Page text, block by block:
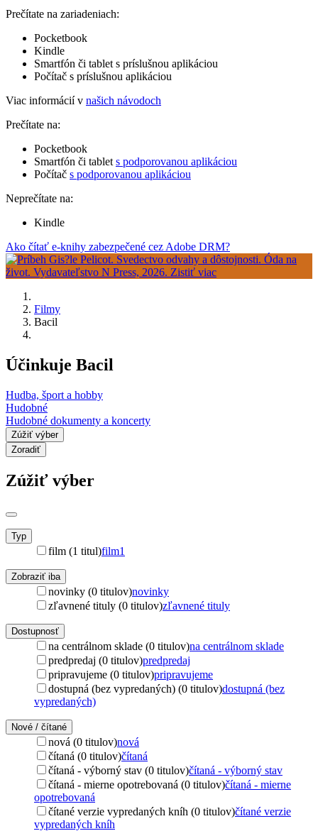
Prečítate na zariadeniach:
Pocketbook
Kindle
Smartfón či tablet s príslušnou aplikáciou
Počítač s príslušnou aplikáciou
Viac informácií v našich návodoch
Prečítate na:
Pocketbook
Smartfón či tablet s podporovanou aplikáciou
Počítač s podporovanou aplikáciou
Neprečítate na:
Kindle
Ako čítať e-knihy zabezpečené cez Adobe DRM?
Filmy
Bacil
Účinkuje Bacil
Hudba, šport a hobby
Hudobné
Hudobné dokumenty a koncerty
Zúžiť výber
Zoradiť
Zúžiť výber
Typ
film (1 titul)film1
Zobraziť iba
novinky (0 titulov)novinky
zľavnené tituly (0 titulov)zľavnené tituly
Dostupnosť
na centrálnom sklade (0 titulov)na centrálnom sklade
predpredaj (0 titulov)predpredaj
pripravujeme (0 titulov)pripravujeme
dostupná (bez vypredaných) (0 titulov)dostupná (bez
vypredaných)
Nové / čítané
nová (0 titulov)nová
čítaná (0 titulov)čítaná
čítaná - výborný stav (0 titulov)čítaná - výborný stav
čítaná - mierne opotrebovaná (0 titulov)čítaná - mierne
opotrebovaná
čítané verzie vypredaných kníh (0 titulov)čítané verzie
vypredaných kníh